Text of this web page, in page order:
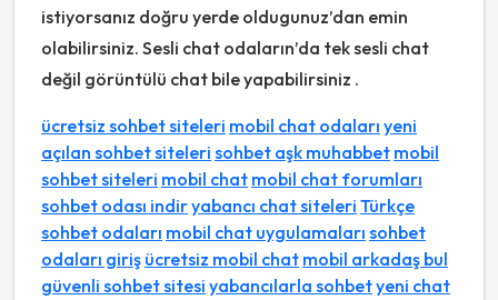
istiyorsanız doğru yerde oldugunuz’dan emin
olabilirsiniz. Sesli chat odaların’da tek sesli chat
değil görüntülü chat bile yapabilirsiniz .
ücretsiz sohbet siteleri mobil chat odaları yeni
açılan sohbet siteleri sohbet aşk muhabbet mobil
sohbet siteleri mobil chat mobil chat forumları
sohbet odası indiryabancı chat siteleri Türkçe
sohbet odaları mobil chat uygulamaları sohbet
odaları giriş ücretsiz mobil chat mobil arkadaş bul
güvenli sohbet sitesi yabancılarla sohbetyeni chat